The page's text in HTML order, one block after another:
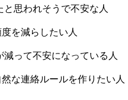
思われそうで不安な人
を減らしたい人
って不安になっている人
な連絡ルールを作りたい人